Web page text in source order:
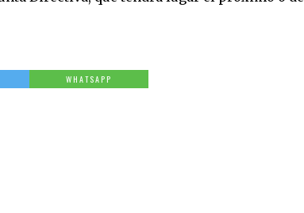
WHATSAPP